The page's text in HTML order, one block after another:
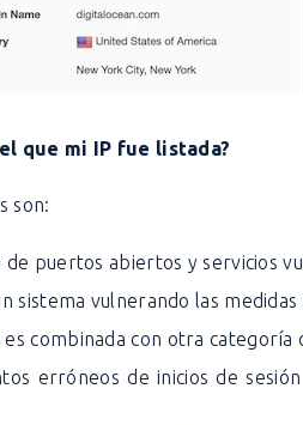
que mi IP fue listada?
son:
de puertos abiertos y servicios
sistema vulnerando las
combinada con otra categoría
erróneos de inicios de